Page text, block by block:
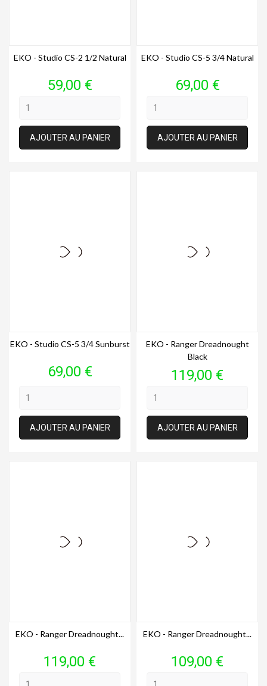
EKO - Studio CS-2 1/2 Natural
Prix
59,00 €
AJOUTER AU PANIER
EKO - Studio CS-5 3/4 Natural
Prix
69,00 €
AJOUTER AU PANIER
EKO - Studio CS-5 3/4 Sunburst
Prix
69,00 €
AJOUTER AU PANIER
EKO - Ranger Dreadnought
Black
Prix
119,00 €
AJOUTER AU PANIER
EKO - Ranger Dreadnought...
Prix
119,00 €
EKO - Ranger Dreadnought...
Prix
109,00 €